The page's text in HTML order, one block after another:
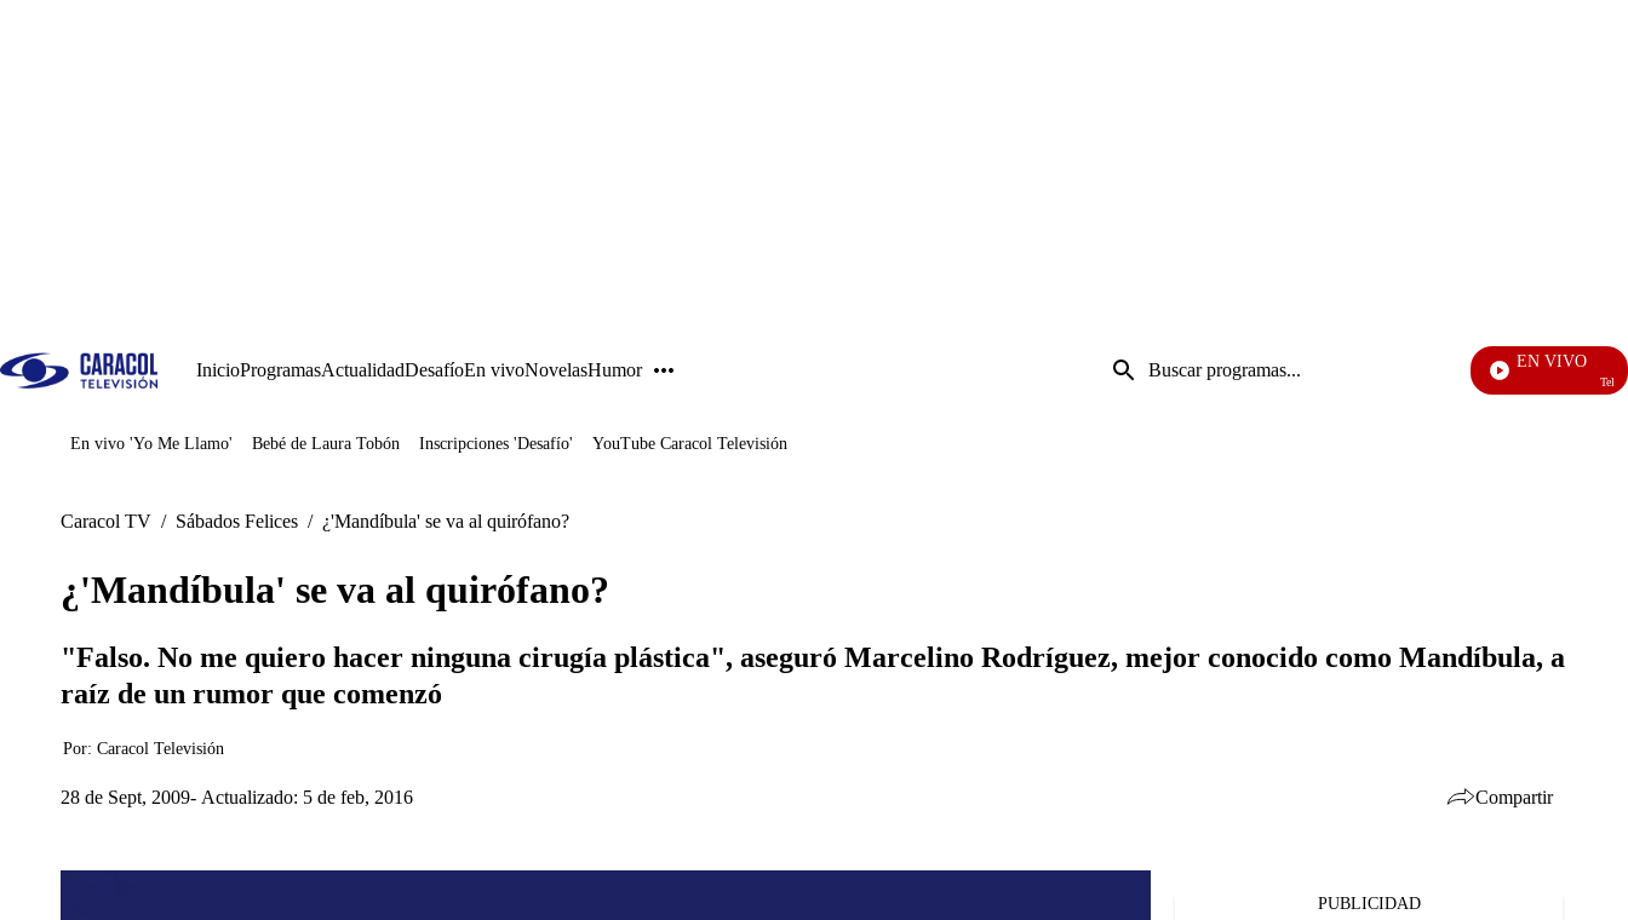
InicioProgramasActualidadDesafíoEn vivoNovelasHumor
Entrada
de
EN VIVO
Juegos
En vivo 'Yo Me Llamo' Bebé de Laura Tobón Inscripciones 'Desafío' YouTube Caracol Televisión
Caracol TV / Sábados Felices / ¿'Mandíbula' se va al quirófano?
¿'Mandíbula' se va al quirófano?
"Falso. No me quiero hacer ninguna cirugía plástica", aseguró Marcelino Rodríguez, mejor conocido como Mandíbula, a
raíz de un rumor que comenzó
Por: Caracol Televisión
28 de Sept, 2009 Actualizado: 5 de feb, 2016 Compartir
PUBLICIDAD